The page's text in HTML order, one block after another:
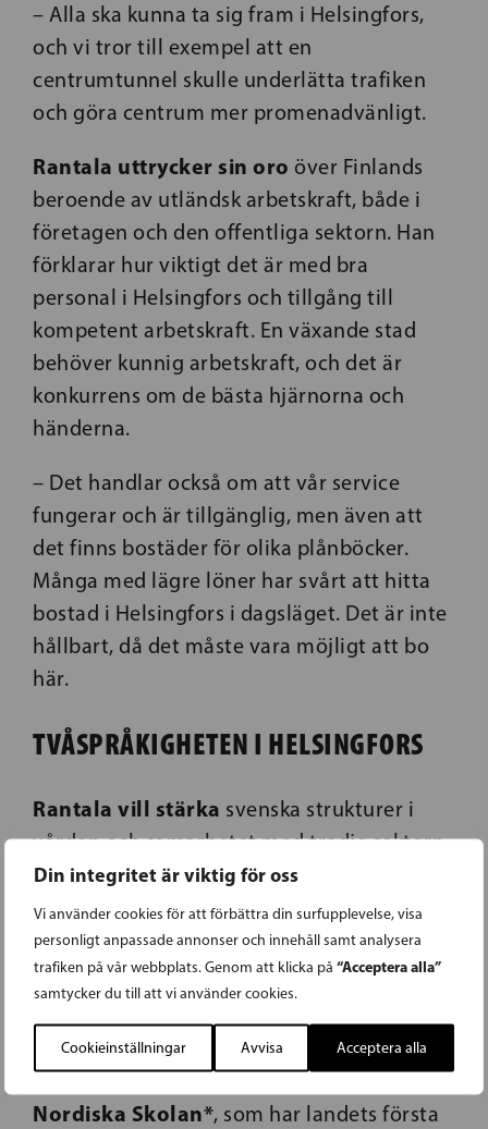
Din integritet är viktig för oss
Vi använder cookies för att förbättra din surfupplevelse, visa
personligt anpassade annonser och innehåll samt analysera
trafiken på vår webbplats. Genom att klicka på “Acceptera alla”
samtycker du till att vi använder cookies.
Cookieinställningar Avvisa Acceptera alla
– Alla ska kunna ta sig fram i Helsingfors,
och vi tror till exempel att en
centrumtunnel skulle underlätta trafiken
och göra centrum mer promenadvänligt.
Rantala uttrycker sin oro över Finlands
beroende av utländsk arbetskraft, både i
företagen och den offentliga sektorn. Han
förklarar hur viktigt det är med bra
personal i Helsingfors och tillgång till
kompetent arbetskraft. En växande stad
behöver kunnig arbetskraft, och det är
konkurrens om de bästa hjärnorna och
händerna.
– Det handlar också om att vår service
fungerar och är tillgänglig, men även att
det finns bostäder för olika plånböcker.
Många med lägre löner har svårt att hitta
bostad i Helsingfors i dagsläget. Det är inte
hållbart, då det måste vara möjligt att bo
här.
TVÅSPRÅKIGHETEN I HELSINGFORS
Rantala vill stärka svenska strukturer i
vården och samarbetet med tredje sektorn,
särskilt inom äldrevården.
– Svenskan måste vara jämställd med
finskan i både tjänster och digitala
plattformar. Ingen ska behöva vänta på
svenska, understryker han.
SFP i Helsingforsär extra stolta över
Nordiska Skolan*, som har landets första